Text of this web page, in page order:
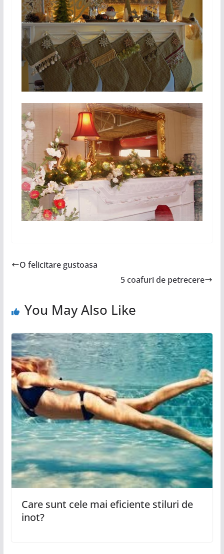
O felicitare gustoasa
5 coafuri de petrecere
You May Also Like
Care sunt cele mai eficiente stiluri de
inot?